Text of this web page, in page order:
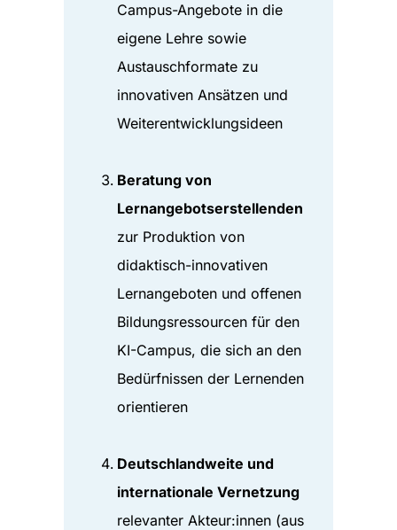
Campus-Angebote in die
eigene Lehre sowie
Austauschformate zu
innovativen Ansätzen und
Weiterentwicklungsideen
Beratung von
Lernangebotserstellenden
zur Produktion von
didaktisch-innovativen
Lernangeboten und offenen
Bildungsressourcen für den
KI-Campus, die sich an den
Bedürfnissen der Lernenden
orientieren
Deutschlandweite und
internationale Vernetzung
relevanter Akteur:innen (aus